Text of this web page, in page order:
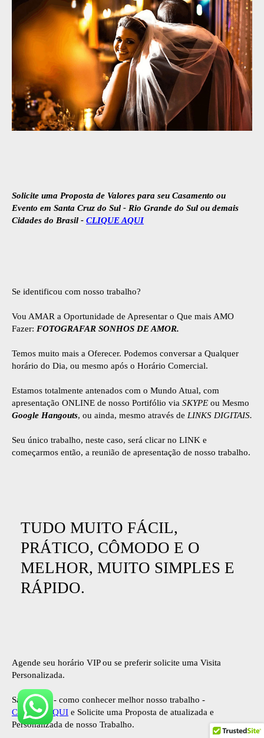
Solicite uma Proposta de Valores para seu Casamento ou
Evento em Santa Cruz do Sul - Rio Grande do Sul ou demais
Cidades do Brasil - CLIQUE AQUI
Se identificou com nosso trabalho?
Vou AMAR a Oportunidade de Apresentar o Que mais AMO
Fazer: FOTOGRAFAR SONHOS DE AMOR.
Temos muito mais a Oferecer. Podemos conversar a Qualquer
horário do Dia, ou mesmo após o Horário Comercial.
Estamos totalmente antenados com o Mundo Atual, com
apresentação ONLINE de nosso Portifólio via SKYPE ou Mesmo
Google Hangouts, ou ainda, mesmo através de LINKS DIGITAIS.
Seu único trabalho, neste caso, será clicar no LINK e
começarmos então, a reunião de apresentação de nosso trabalho.
TUDO MUITO FÁCIL,
PRÁTICO, CÔMODO E O
MELHOR, MUITO SIMPLES E
RÁPIDO.
Agende seu horário VIP ou se preferir solicite uma Visita
Personalizada.
Saiba mais - como conhecer melhor nosso trabalho -
CLIQUE AQUI e Solicite uma Proposta de atualizada e
Personalizada de nosso Trabalho.